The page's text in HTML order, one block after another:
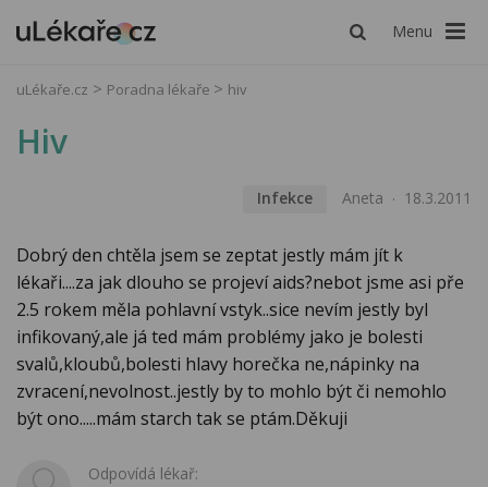
Menu
uLékaře.cz Poradna lékaře hiv
Hiv
Infekce Aneta 18.3.2011
Dobrý den chtěla jsem se zeptat jestly mám jít k
lékaři....za jak dlouho se projeví aids?nebot jsme asi pře
2.5 rokem měla pohlavní vstyk..sice nevím jestly byl
infikovaný,ale já ted mám problémy jako je bolesti
svalů,kloubů,bolesti hlavy horečka ne,nápinky na
zvracení,nevolnost..jestly by to mohlo být či nemohlo
být ono.....mám starch tak se ptám.Děkuji
Odpovídá lékař: